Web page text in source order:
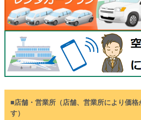
■店舗・営業所（店舗、営業所により価格
す）